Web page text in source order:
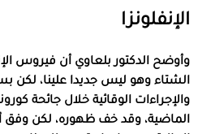
الإنفلونزا
وأوضح الدكتور بلعاوي أن فيروس
الشتاء وهو ليس جديدا علينا، لكن
والإجراءات الوقائية خلال جائحة
الماضية، وقد خف ظهوره، لكن وفق